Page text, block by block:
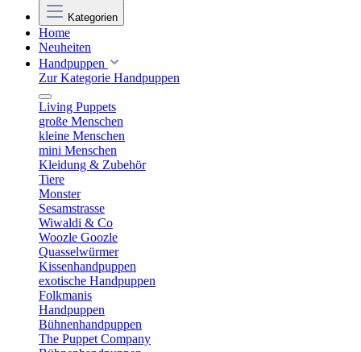
Kategorien
Home
Neuheiten
Handpuppen
Zur Kategorie Handpuppen
Living Puppets
große Menschen
kleine Menschen
mini Menschen
Kleidung & Zubehör
Tiere
Monster
Sesamstrasse
Wiwaldi & Co
Woozle Goozle
Quasselwürmer
Kissenhandpuppen
exotische Handpuppen
Folkmanis
Handpuppen
Bühnenhandpuppen
The Puppet Company